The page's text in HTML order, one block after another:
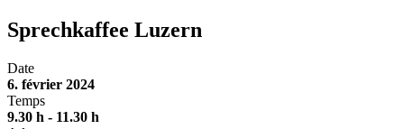
Sprechkaffee Luzern
Date
6. février 2024
Temps
9.30 h - 11.30 h